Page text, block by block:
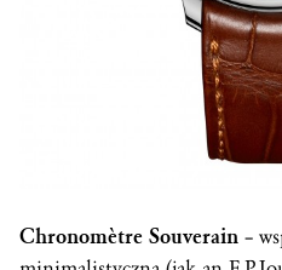
Chronomètre Souverain –